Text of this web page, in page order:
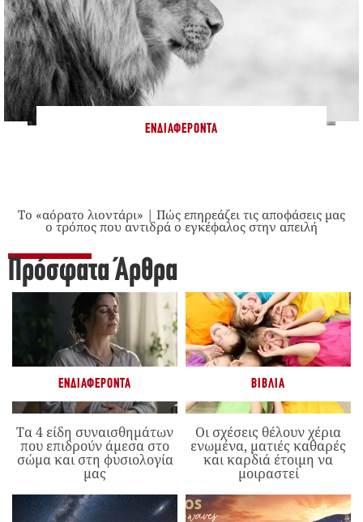
ΕΝΔΙΑΦΈΡΟΝΤΑ
Το «αόρατο λιοντάρι» | Πώς επηρεάζει τις αποφάσεις μας
ο τρόπος που αντιδρά ο εγκέφαλος στην απειλή
Πρόσφατα Άρθρα
ΕΝΔΙΑΦΈΡΟΝΤΑ
Τα 4 είδη συναισθημάτων
που επιδρούν άμεσα στο
σώμα και στη φυσιολογία
μας
ΒΙΒΛΊΑ
Οι σχέσεις θέλουν χέρια
ενωμένα, ματιές καθαρές
και καρδιά έτοιμη να
μοιραστεί